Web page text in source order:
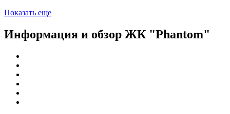
Показать еще
Информация и обзор ЖК "Phantom"